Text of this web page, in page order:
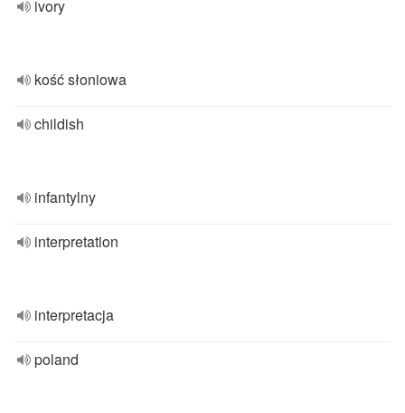
ivory
kość słoniowa
childish
infantylny
interpretation
interpretacja
poland